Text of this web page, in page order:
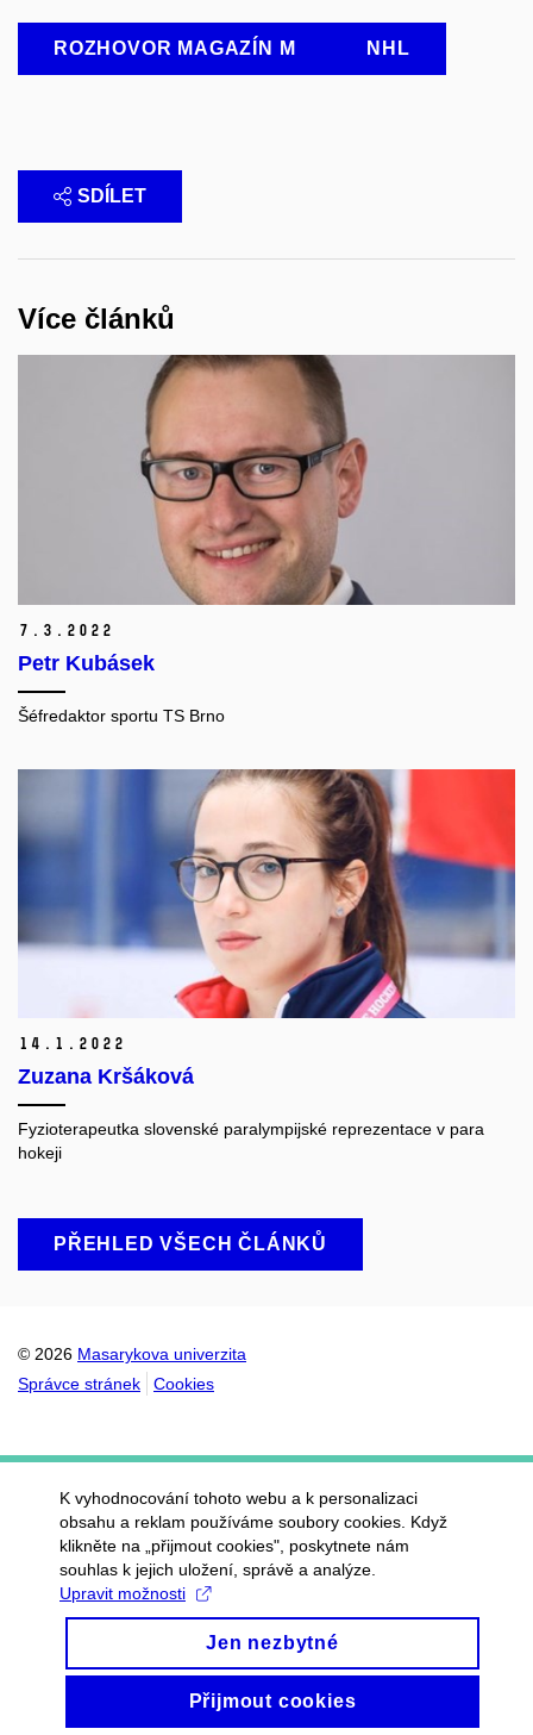
ROZHOVOR MAGAZÍN M NHL
SDÍLET
Více článků
7. 3. 2022
Petr Kubásek
Šéfredaktor sportu TS Brno
14. 1. 2022
Zuzana Kršáková
Fyzioterapeutka slovenské paralympijské reprezentace v para
hokeji
PŘEHLED VŠECH ČLÁNKŮ
© 2026 Masarykova univerzita
Správce stránek
Cookies
K vyhodnocování tohoto webu a k personalizaci
obsahu a reklam používáme soubory cookies. Když
klikněte na „přijmout cookies", poskytnete nám
souhlas k jejich uložení, správě a analýze.
Upravit možnosti
Jen nezbytné
Přijmout cookies